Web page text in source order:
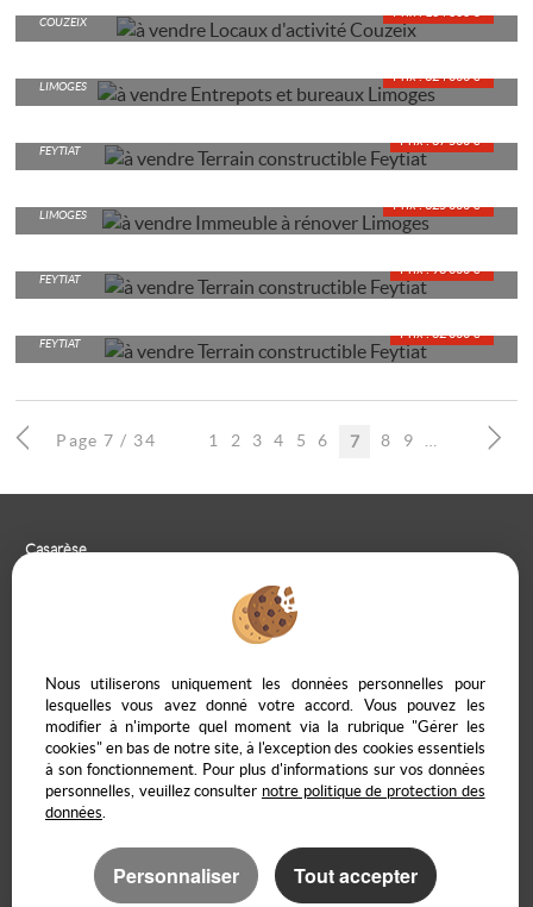
COUZEIX
Prix : 164 300 €*
LIMOGES
Prix : 324 000 €*
FEYTIAT
Prix : 87 500 €*
LIMOGES
Prix : 325 000 €*
FEYTIAT
Prix : 98 000 €*
FEYTIAT
Prix : 82 000 €*
Page 7 / 34 1 2 3 4 5 6 7 8 9
Casarèse
09 85 65 95 83
Mentions Légales Politique de protection des données
Gérer les cookies
Notre barème d'honoraires
Nous utiliserons uniquement les données personnelles pour
lesquelles vous avez donné votre accord. Vous pouvez les
modifier à n'importe quel moment via la rubrique "Gérer les
cookies" en bas de notre site, à l'exception des cookies essentiels
à son fonctionnement. Pour plus d'informations sur vos données
personnelles, veuillez consulter notre politique de protection des
données.
Personnaliser Tout accepter